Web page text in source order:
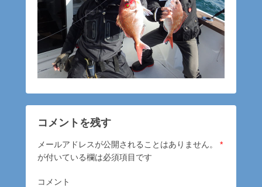
コメントを残す
メールアドレスが公開されることはありません。
*
が付いている欄は必須項目です
コメント